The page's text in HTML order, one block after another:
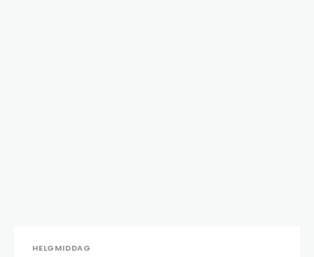
HELGMIDDAG